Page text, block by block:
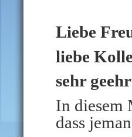
Liebe
liebe
sehr
In diesem
dass